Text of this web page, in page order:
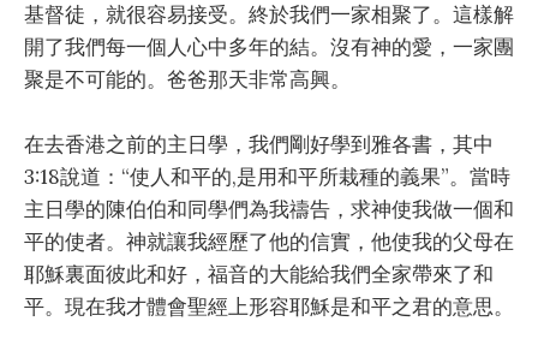
基督徒，就很容易接受。終於我們一家相聚了。這樣解
開了我們每一個人心中多年的結。沒有神的愛，一家團
聚是不可能的。爸爸那天非常高興。
在去香港之前的主日學，我們剛好學到雅各書，其中
3:18說道：“使人和平的,是用和平所栽種的義果”。當時
主日學的陳伯伯和同學們為我禱告，求神使我做一個和
平的使者。神就讓我經歷了他的信實，他使我的父母在
耶穌裏面彼此和好，福音的大能給我們全家帶來了和
平。現在我才體會聖經上形容耶穌是和平之君的意思。